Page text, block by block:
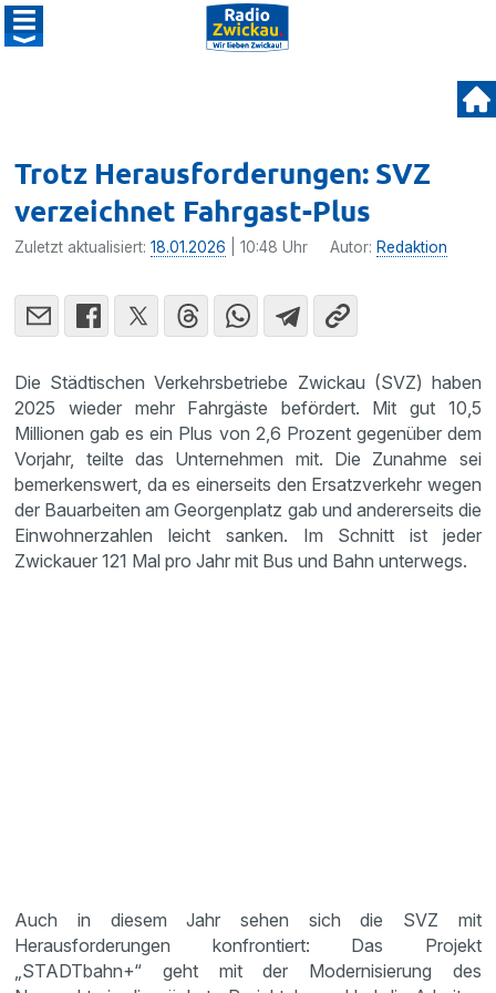
Trotz Herausforderungen: SVZ
verzeichnet Fahrgast-Plus
Zuletzt aktualisiert:18.01.2026 | 10:48 Uhr Autor: Redaktion
Die Städtischen Verkehrsbetriebe Zwickau (SVZ) haben
2025 wieder mehr Fahrgäste befördert. Mit gut 10,5
Millionen gab es ein Plus von 2,6 Prozent gegenüber dem
Vorjahr, teilte das Unternehmen mit. Die Zunahme sei
bemerkenswert, da es einerseits den Ersatzverkehr wegen
der Bauarbeiten am Georgenplatz gab und andererseits die
Einwohnerzahlen leicht sanken. Im Schnitt ist jeder
Zwickauer 121 Mal pro Jahr mit Bus und Bahn unterwegs.
Auch in diesem Jahr sehen sich die SVZ mit
Herausforderungen konfrontiert: Das Projekt
„STADTbahn+“ geht mit der Modernisierung des